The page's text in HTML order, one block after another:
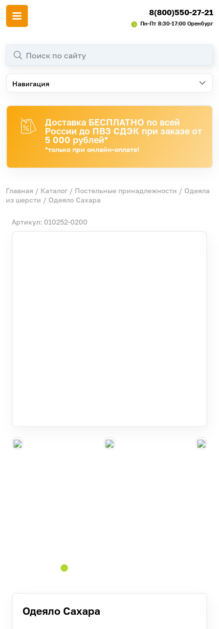
8(800)550-27-21
Пн-Пт 8:30-17:00 Оренбург
Навигация
Доставка БЕСПЛАТНО по всей
России до ПВЗ СДЭК при заказе от
5 000 рублей*
*только при онлайн-оплате!
Главная / Каталог / Постельные принадлежности / Одеяла
из шерсти / Одеяло Сахара
Артикул: 010252-0200
Одеяло Сахара